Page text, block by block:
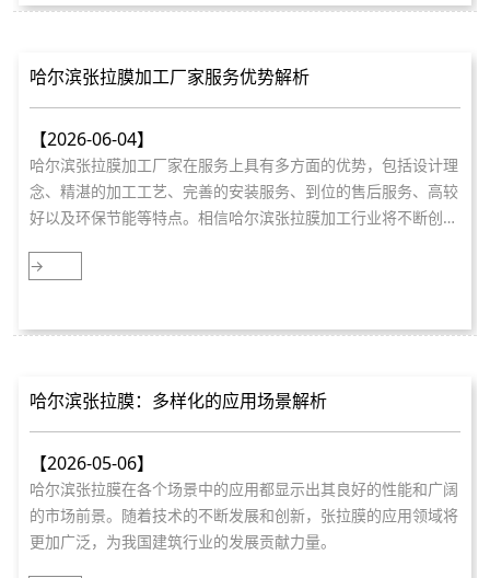
哈尔滨张拉膜加工厂家服务优势解析
【2026-06-04】
哈尔滨张拉膜加工厂家在服务上具有多方面的优势，包括设计理
念、精湛的加工工艺、完善的安装服务、到位的售后服务、高较
好以及环保节能等特点。相信哈尔滨张拉膜加工行业将不断创
→
哈尔滨张拉膜：多样化的应用场景解析
【2026-05-06】
哈尔滨张拉膜在各个场景中的应用都显示出其良好的性能和广阔
的市场前景。随着技术的不断发展和创新，张拉膜的应用领域将
更加广泛，为我国建筑行业的发展贡献力量。